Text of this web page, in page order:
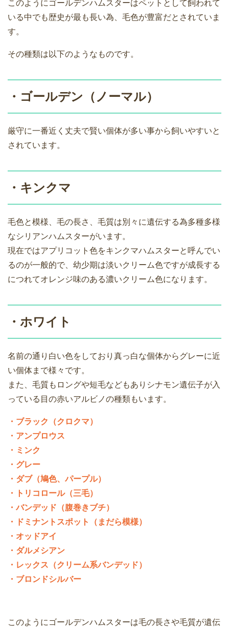
このようにゴールデンハムスターはペットとして飼われて
いる中でも歴史が最も長い為、毛色が豊富だとされていま
す。
その種類は以下のようなものです。
・ゴールデン（ノーマル）
厳守に一番近く丈夫で賢い個体が多い事から飼いやすいと
されています。
・キンクマ
毛色と模様、毛の長さ、毛質は別々に遺伝する為多種多様
なシリアンハムスターがいます。
現在ではアプリコット色をキンクマハムスターと呼んでい
るのが一般的で、幼少期は淡いクリーム色ですが成長する
につれてオレンジ味のある濃いクリーム色になります。
・ホワイト
名前の通り白い色をしており真っ白な個体からグレーに近
い個体まで様々です。
また、毛質もロングや短毛などもありシナモン遺伝子が入
っている目の赤いアルビノの種類もいます。
・ブラック（クロクマ）
・アンプロウス
・ミンク
・グレー
・ダブ（鳩色、パープル）
・トリコロール（三毛）
・バンデッド（腹巻きブチ）
・ドミナントスポット（まだら模様）
・オッドアイ
・ダルメシアン
・レックス（クリーム系バンデッド）
・ブロンドシルバー
このようにゴールデンハムスターは毛の長さや毛質が遺伝